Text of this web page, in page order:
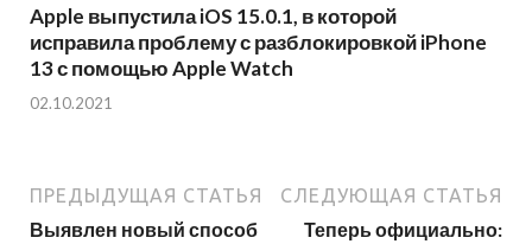
Apple выпустила iOS 15.0.1, в которой
исправила проблему с разблокировкой iPhone
13 с помощью Apple Watch
02.10.2021
ПРЕДЫДУЩАЯ СТАТЬЯ
Выявлен новый способ
СЛЕДУЮЩАЯ СТАТЬЯ
Теперь официально: